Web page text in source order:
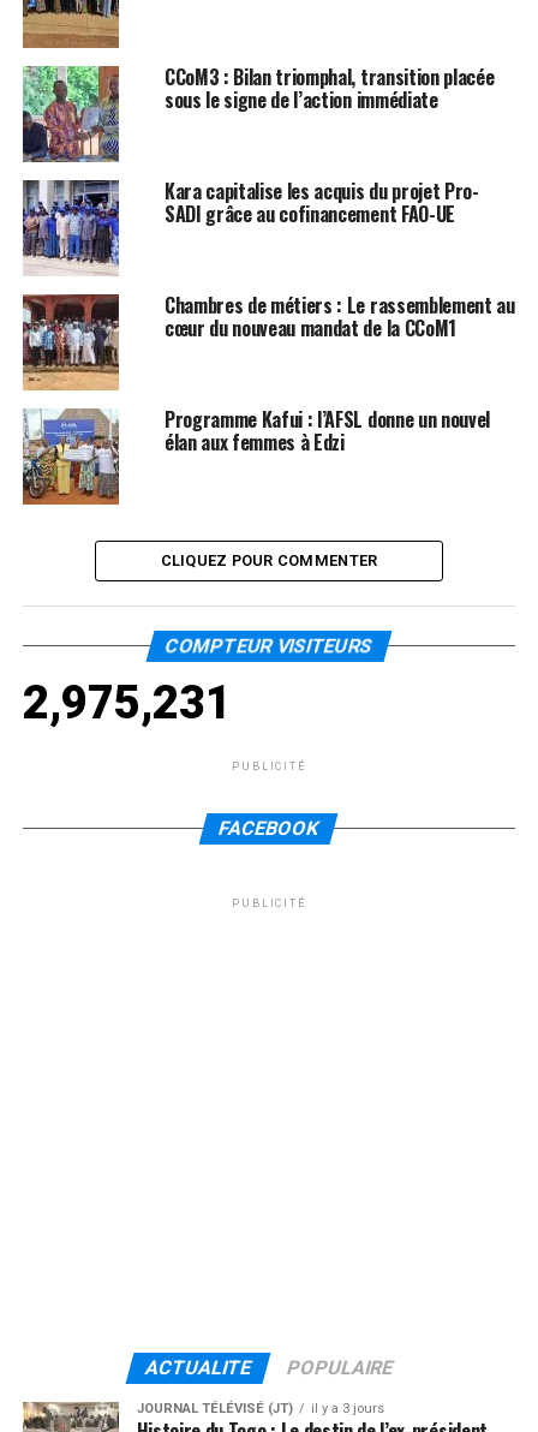
CCoM3 : Bilan triomphal, transition placée
sous le signe de l’action immédiate
Kara capitalise les acquis du projet Pro-
SADI grâce au cofinancement FAO-UE
Chambres de métiers : Le rassemblement au
cœur du nouveau mandat de la CCoM1
Programme Kafui : l’AFSL donne un nouvel
élan aux femmes à Edzi
CLIQUEZ POUR COMMENTER
COMPTEUR VISITEURS
2,975,231
PUBLICITÉ
FACEBOOK
PUBLICITÉ
ACTUALITE POPULAIRE
JOURNAL TÉLÉVISÉ (JT) il y a 3 jours